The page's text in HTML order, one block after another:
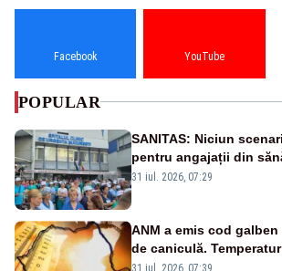
Facebook YouTube
POPULAR
SANITAS: Niciun
pentru angajații din
Legii salarizării
31 iul. 2026, 07:29
ANM a emis cod
de caniculă.
de grade, iar nopțile
31 iul. 2026, 07:39